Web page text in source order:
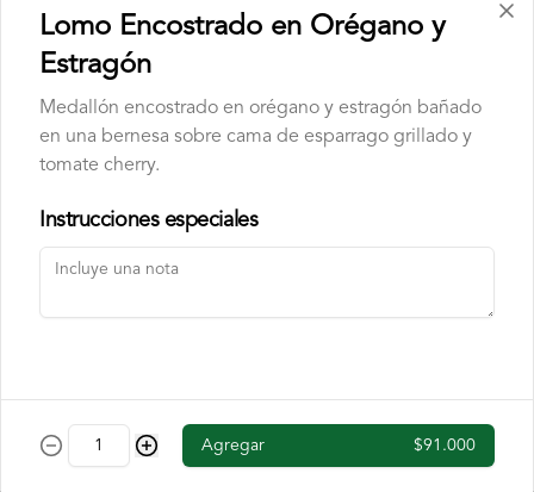
Combo Butterfly
flambe y papas chip. Incluye cajita de
jugo y una chocolatina.
Combo Fettuccine
y una chocolatina.
Combo Mini Hamburguesa
Lomo Encostrado en Orégano y
Estragón
Medallón encostrado en orégano y estragón bañado
en una bernesa sobre cama de esparrago grillado y
tomate cherry.
Instrucciones especiales
Agregar $91.000